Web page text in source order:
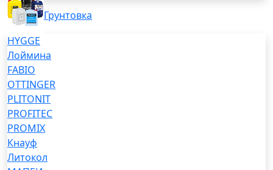
Грунтовка
HYGGE
Лоймина
FABIO
OTTINGER
PLITONIT
PROFITEC
PROMIX
Кнауф
Литокол